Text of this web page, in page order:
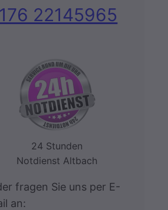
22145965
24 Stunden
Notdienst Altbach
fragen Sie uns per E-
an: